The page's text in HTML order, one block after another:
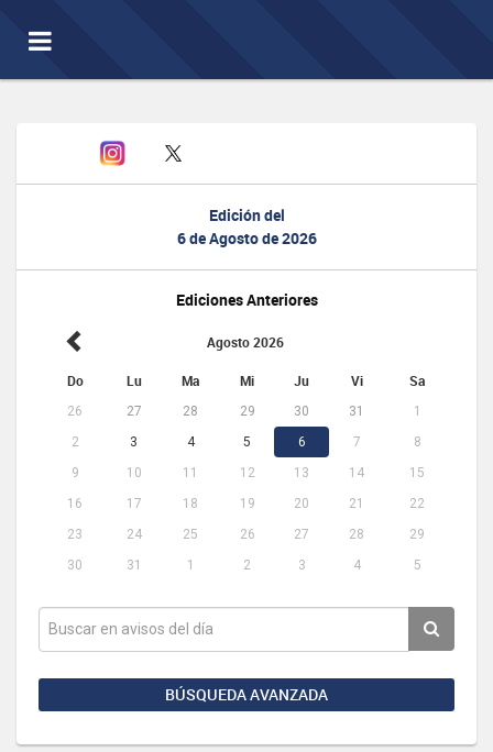
Toggle
navigation
Edición del
6 de Agosto de 2026
Ediciones Anteriores
Agosto 2026
Do Lu Ma Mi Ju Vi Sa
26 27 28 29 30 31
1
2
3 4 5 6 7
8
9
10 11 12 13 14
15
16
17 18 19 20 21
22
23
24 25 26 27 28
29
30
31 1 2 3 4 5
BÚSQUEDA AVANZADA